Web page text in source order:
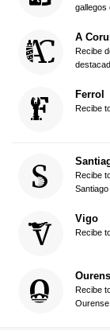
gallegos
A
Recibe
Ferrol
Recibe
Recibe
Santiago
Vigo
Recibe
Recibe
Ourense